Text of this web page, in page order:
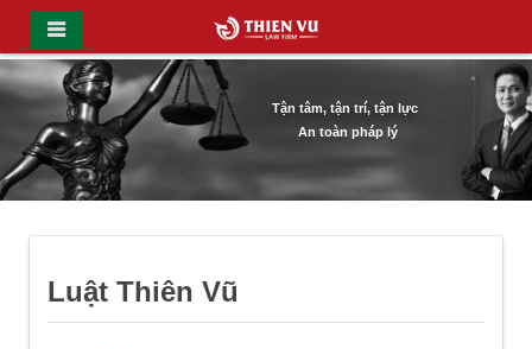
Tận tâm, tận trí, tận lực
An toàn pháp lý
Luật Thiên Vũ